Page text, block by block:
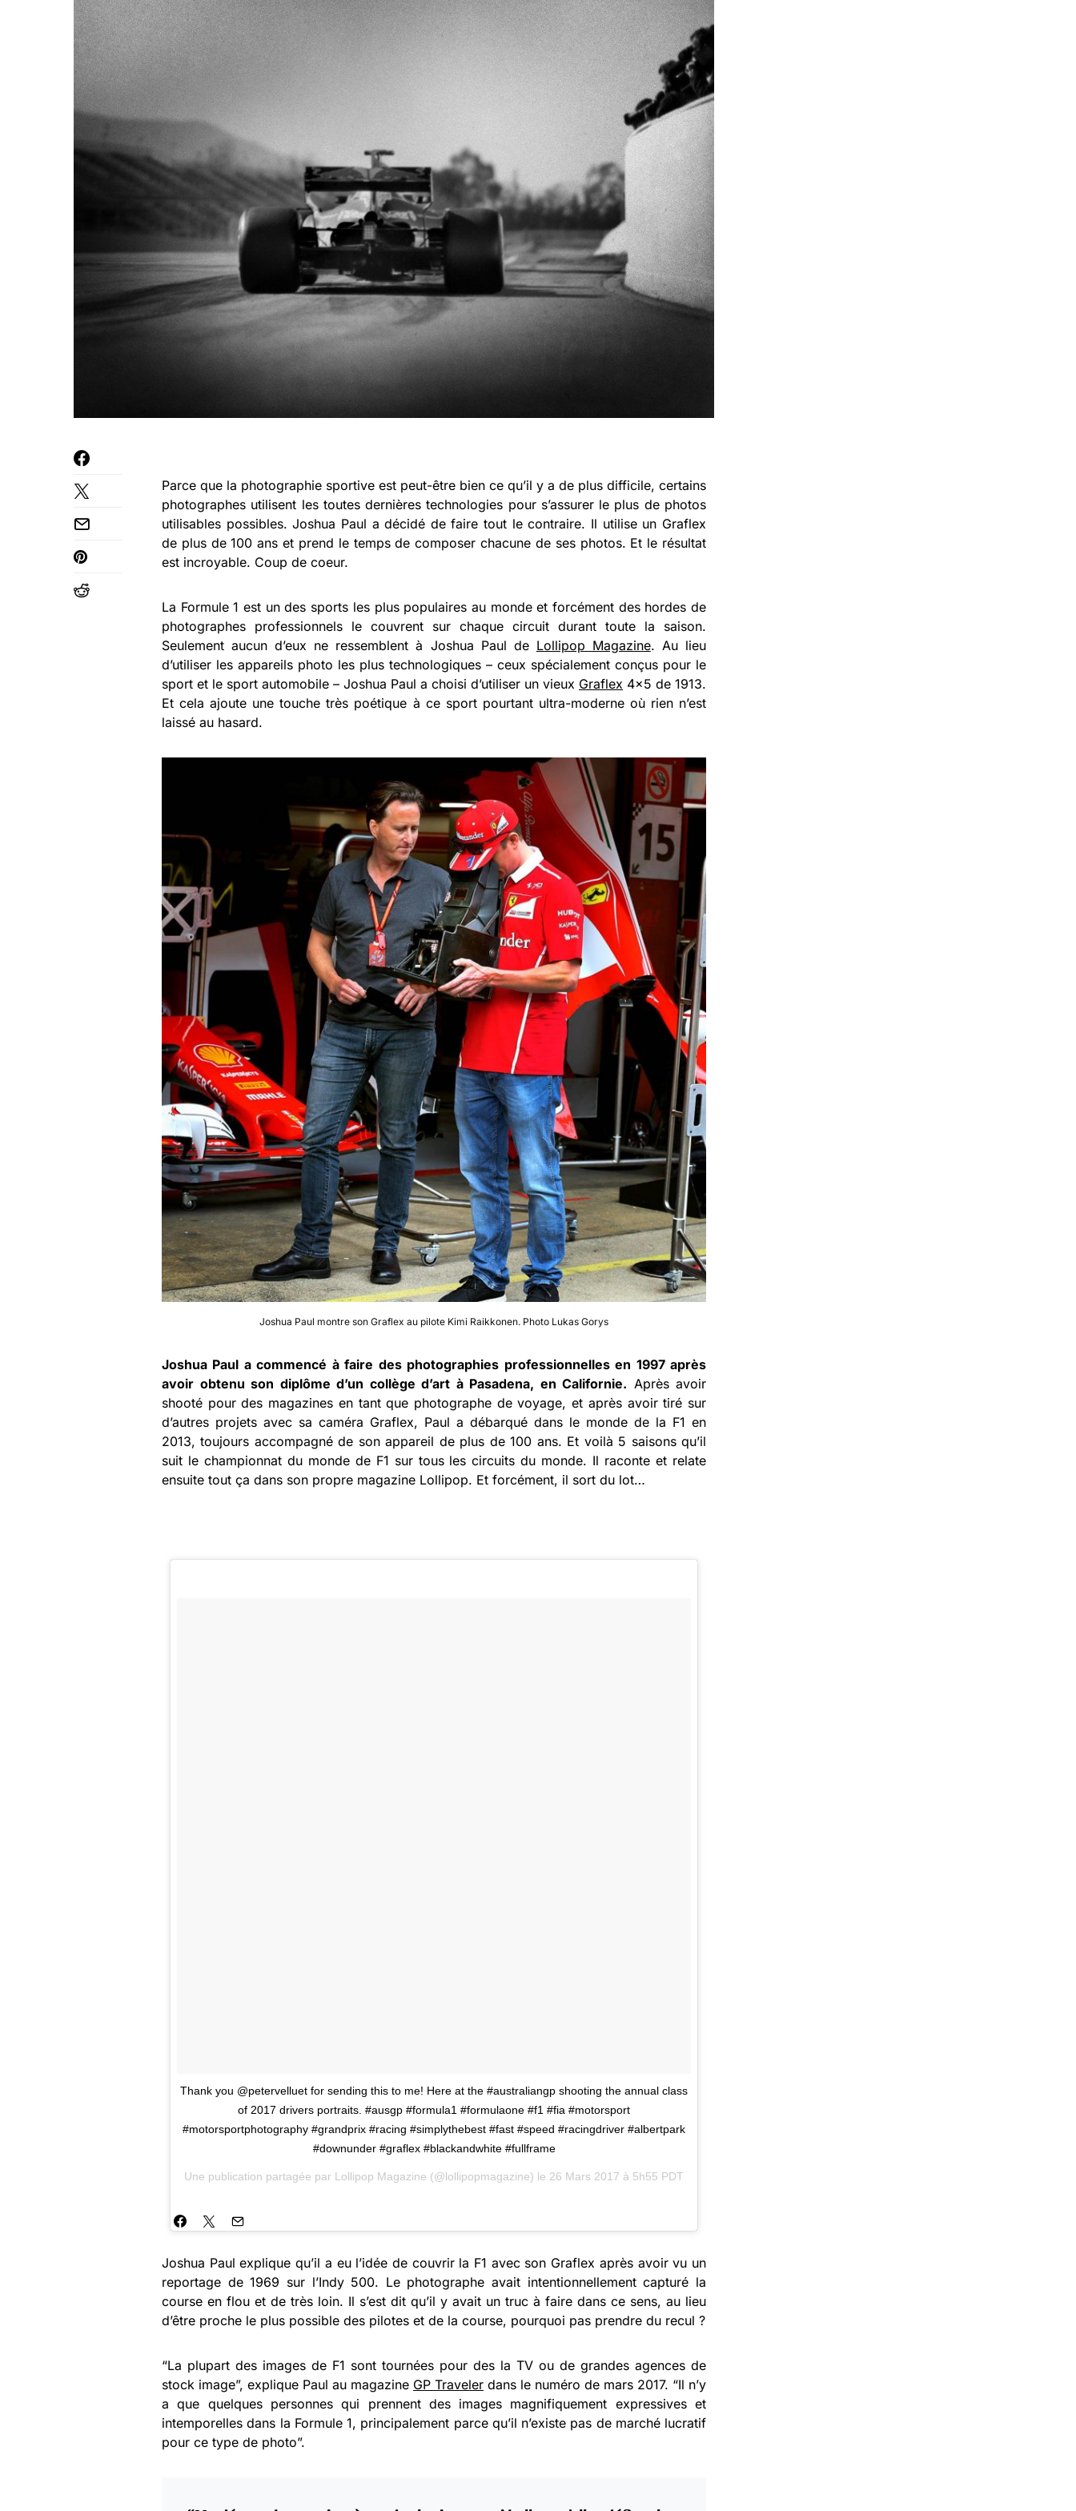
Parce que la photographie sportive est peut-être bien ce qu’il y a de plus difficile, certains
photographes utilisent les toutes dernières technologies pour s’assurer le plus de photos
utilisables possibles. Joshua Paul a décidé de faire tout le contraire. Il utilise un Graflex
de plus de 100 ans et prend le temps de composer chacune de ses photos. Et le résultat
est incroyable. Coup de coeur.
La Formule 1 est un des sports les plus populaires au monde et forcément des hordes de
photographes professionnels le couvrent sur chaque circuit durant toute la saison.
Seulement aucun d’eux ne ressemblent à Joshua Paul de Lollipop Magazine. Au lieu
d’utiliser les appareils photo les plus technologiques – ceux spécialement conçus pour le
sport et le sport automobile – Joshua Paul a choisi d’utiliser un vieux Graflex 4×5 de 1913.
Et cela ajoute une touche très poétique à ce sport pourtant ultra-moderne où rien n’est
laissé au hasard.
Joshua Paul montre son Graflex au pilote Kimi Raikkonen. Photo Lukas Gorys
Joshua Paul a commencé à faire des photographies professionnelles en 1997 après
avoir obtenu son diplôme d’un collège d’art à Pasadena, en Californie. Après avoir
shooté pour des magazines en tant que photographe de voyage, et après avoir tiré sur
d’autres projets avec sa caméra Graflex, Paul a débarqué dans le monde de la F1 en
2013, toujours accompagné de son appareil de plus de 100 ans. Et voilà 5 saisons qu’il
suit le championnat du monde de F1 sur tous les circuits du monde. Il raconte et relate
ensuite tout ça dans son propre magazine Lollipop. Et forcément, il sort du lot…
Thank you @petervelluet for sending this to me! Here at the #australiangp shooting the annual class
of 2017 drivers portraits. #ausgp #formula1 #formulaone #f1 #fia #motorsport
#motorsportphotography #grandprix #racing #simplythebest #fast #speed #racingdriver #albertpark
#downunder #graflex #blackandwhite #fullframe
Une publication partagée par Lollipop Magazine (@lollipopmagazine) le 26 Mars 2017 à 5h55 PDT
Joshua Paul explique qu’il a eu l’idée de couvrir la F1 avec son Graflex après avoir vu un
reportage de 1969 sur l’Indy 500. Le photographe avait intentionnellement capturé la
course en flou et de très loin. Il s’est dit qu’il y avait un truc à faire dans ce sens, au lieu
d’être proche le plus possible des pilotes et de la course, pourquoi pas prendre du recul ?
“La plupart des images de F1 sont tournées pour des la TV ou de grandes agences de
stock image”, explique Paul au magazine GP Traveler dans le numéro de mars 2017. “Il n’y
a que quelques personnes qui prennent des images magnifiquement expressives et
intemporelles dans la Formule 1, principalement parce qu’il n’existe pas de marché lucratif
pour ce type de photo”.